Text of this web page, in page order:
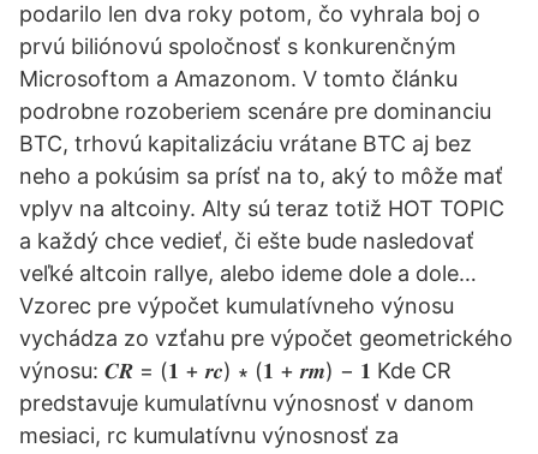
podarilo len dva roky potom, čo vyhrala boj o
prvú biliónovú spoločnosť s konkurenčným
Microsoftom a Amazonom. V tomto článku
podrobne rozoberiem scenáre pre dominanciu
BTC, trhovú kapitalizáciu vrátane BTC aj bez
neho a pokúsim sa prísť na to, aký to môže mať
vplyv na altcoiny. Alty sú teraz totiž HOT TOPIC
a každý chce vedieť, či ešte bude nasledovať
veľké altcoin rallye, alebo ideme dole a dole…
Vzorec pre výpočet kumulatívneho výnosu
vychádza zo vzťahu pre výpočet geometrického
výnosu: 𝑪𝑹 = (𝟏 + 𝒓𝒄) ∗ (𝟏 + 𝒓𝒎) − 𝟏 Kde CR
predstavuje kumulatívnu výnosnosť v danom
mesiaci, rc kumulatívnu výnosnosť za